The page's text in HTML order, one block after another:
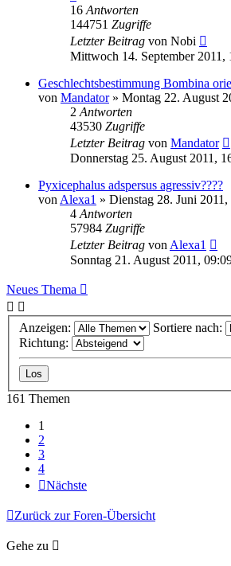
16 Antworten
144751 Zugriffe
Letzter Beitrag von Nobi
Mittwoch 14. September 2011,
Geschlechtsbestimmung Bombina
von Mandator» Montag 22. August
2 Antworten
43530 Zugriffe
Letzter Beitrag von Mandator
Donnerstag 25. August 2011,
Pyxicephalus adspersus agressiv????
von Alexa1 » Dienstag 28. Juni
4 Antworten
57984 Zugriffe
Letzter Beitrag von Alexa1
Sonntag 21. August 2011,
Neues Thema
Anzeigen:
Sortiere nach:
Richtung:
161 Themen
1
2
3
4
Nächste
Zurück zur Foren-Übersicht
Gehe zu